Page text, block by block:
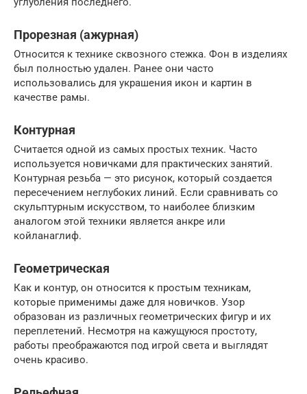
Прорезная (ажурная)
Относится к технике сквозного стежка. Фон в изделиях
был полностью удален. Ранее они часто
использовались для украшения икон и картин в
качестве рамы.
Контурная
Считается одной из самых простых техник. Часто
используется новичками для практических занятий.
Контурная резьба — это рисунок, который создается
пересечением неглубоких линий. Если сравнивать со
скульптурным искусством, то наиболее близким
аналогом этой техники является анкре или
койланаглиф.
Геометрическая
Как и контур, он относится к простым техникам,
которые применимы даже для новичков. Узор
образован из различных геометрических фигур и их
переплетений. Несмотря на кажущуюся простоту,
работы преображаются под игрой света и выглядят
очень красиво.